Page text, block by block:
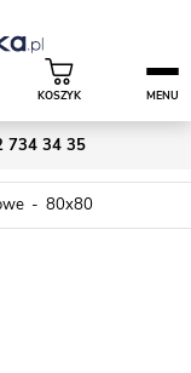
734 34 35
KOSZYK MENU
80x80